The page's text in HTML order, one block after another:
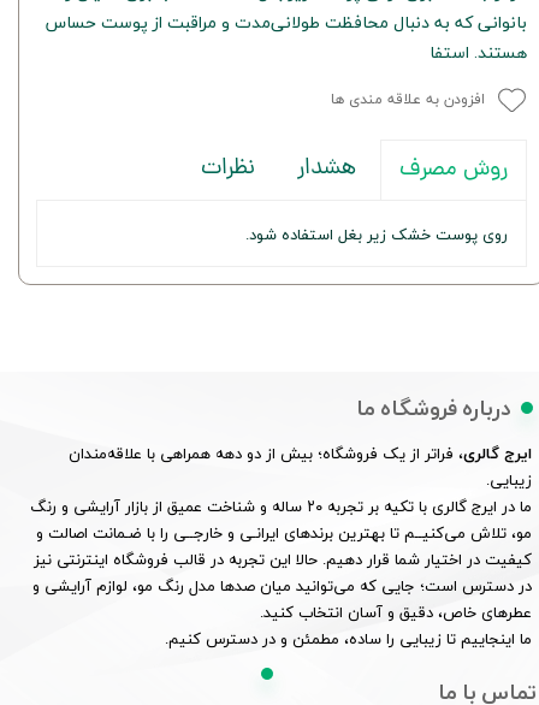
بانوانی که به دنبال محافظت طولانی‌مدت و مراقبت از پوست حساس
هستند. استفا
افزودن به علاقه مندی ها
روش مصرف هشدار نظرات
روی پوست خشک زیر بغل استفاده شود.
درباره فروشگاه ما
ایرج گالری، فراتر از یک فروشگاه؛ بیش از دو دهه همراهی با علاقه‌مندان
زیبایی.
ما در ایرج گالری با تکیه بر تجربه ۲۰ ساله و شناخت عمیق از بازار آرایشی و رنگ
مو، تلاش می‌کنیــم تا بهترین برندهای ایرانـی و خارجــی را با ضـمانت اصالت و
کیفیت در اختیار شما قرار دهیم. حالا این تجربه در قالب فروشگاه اینترنتی نیز
در دسترس است؛ جایی که می‌توانید میان صدها مدل رنگ مو، لوازم آرایشی و
عطرهای خاص، دقیق و آسان انتخاب کنید.
ما اینجاییم تا زیبایی را ساده، مطمئن و در دسترس کنیم.
تماس با ما